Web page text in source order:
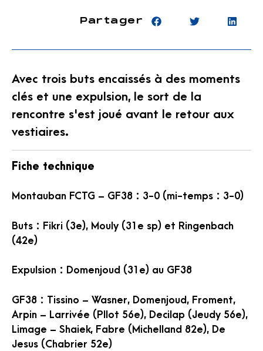
Partager
Avec trois buts encaissés à des moments
clés et une expulsion, le sort de la
rencontre s'est joué avant le retour aux
vestiaires.
Fiche technique
Montauban FCTG – GF38 : 3-0 (mi-temps : 3-0)
Buts : Fikri (3e), Mouly (31e sp) et Ringenbach
(42e)
Expulsion : Domenjoud (31e) au GF38
GF38 : Tissino – Wasner, Domenjoud, Froment,
Arpin – Larrivée (PIlot 56e), Decilap (Jeudy 56e),
Limage – Shaiek, Fabre (Michelland 82e), De
Jesus (Chabrier 52e)